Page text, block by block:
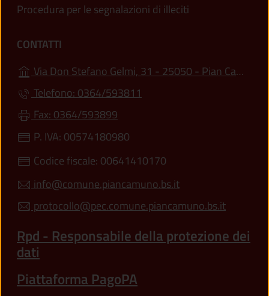
Procedura per le segnalazioni di illeciti
CONTATTI
Via Don Stefano Gelmi, 31 - 25050 - Pian Camuno (BS)
Telefono: 0364/593811
Fax: 0364/593899
P. IVA: 00574180980
Codice fiscale: 00641410170
info@comune.piancamuno.bs.it
protocollo@pec.comune.piancamuno.bs.it
Rpd - Responsabile della protezione dei
dati
Piattaforma PagoPA